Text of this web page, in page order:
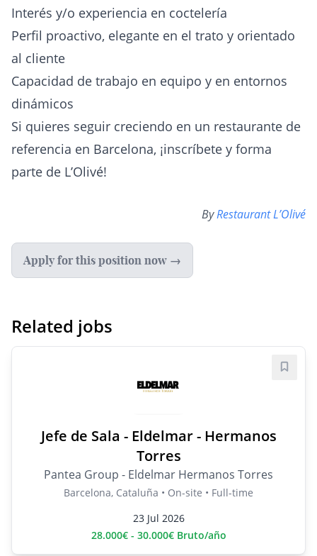
Interés y/o experiencia en coctelería
Perfil proactivo, elegante en el trato y orientado
al cliente
Capacidad de trabajo en equipo y en entornos
dinámicos
Si quieres seguir creciendo en un restaurante de
referencia en Barcelona, ¡inscríbete y forma
parte de L’Olivé!
ByRestaurant L’Olivé
Apply for this position now →
Related jobs
Jefe de Sala - Eldelmar - Hermanos
Torres
Pantea Group - Eldelmar Hermanos Torres
Barcelona, Cataluña • On-site • Full-time
23 Jul 2026
28.000€ - 30.000€ Bruto/año
Save